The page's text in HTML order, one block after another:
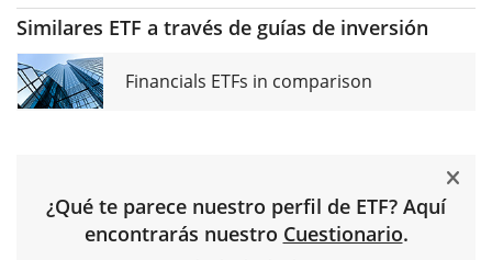
Similares ETF a través de guías de inversión
Financials ETFs in comparison
¿Qué te parece nuestro perfil de ETF? Aquí
encontrarás nuestro Cuestionario.